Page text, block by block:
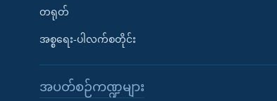
တရုတ်
အစ္စရေး-ပါလက်စတိုင်း
အပတ်စဉ်ကဏ္ဍများ